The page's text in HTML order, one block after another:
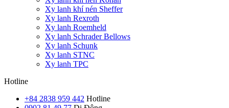
Xy lanh khí nén Sheffer
Xy lanh Rexroth
Xy lanh Roemheld
Xy lanh Schrader Bellows
Xy lanh Schunk
Xy lanh STNC
Xy lanh TPC
Hotline
+84 2838 959 442 Hotline